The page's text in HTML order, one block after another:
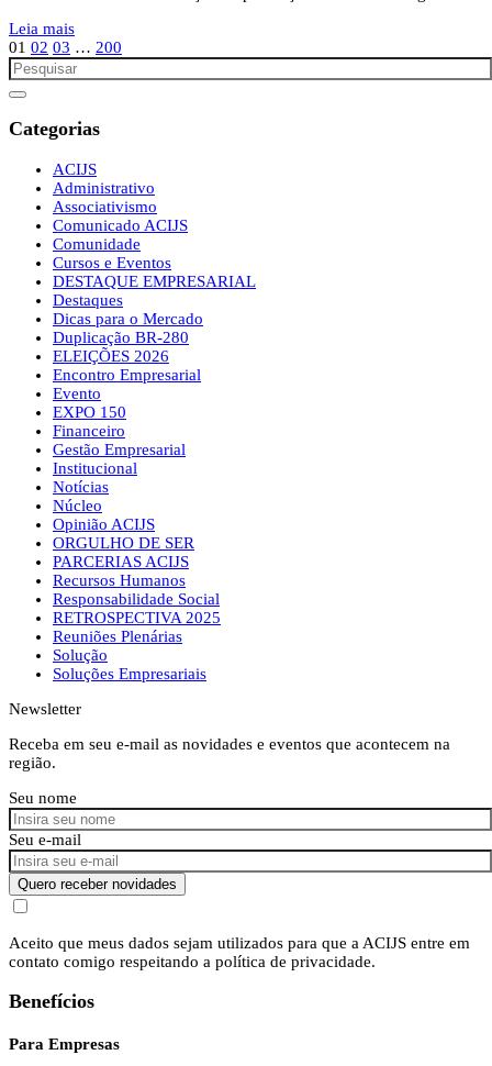
Leia mais
01 02 03 … 200
Categorias
ACIJS
Administrativo
Associativismo
Comunicado ACIJS
Comunidade
Cursos e Eventos
DESTAQUE EMPRESARIAL
Destaques
Dicas para o Mercado
Duplicação BR-280
ELEIÇÕES 2026
Encontro Empresarial
Evento
EXPO 150
Financeiro
Gestão Empresarial
Institucional
Notícias
Núcleo
Opinião ACIJS
ORGULHO DE SER
PARCERIAS ACIJS
Recursos Humanos
Responsabilidade Social
RETROSPECTIVA 2025
Reuniões Plenárias
Solução
Soluções Empresariais
Newsletter
Receba em seu e-mail as novidades e eventos que acontecem na
região.
Seu nome
Seu e-mail
Quero receber novidades
Aceito que meus dados sejam utilizados para que a ACIJS entre em
contato comigo respeitando a política de privacidade.
Benefícios
Para Empresas